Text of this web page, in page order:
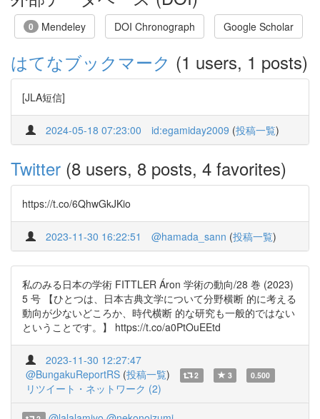
0 Mendeley DOI Chronograph Google Scholar
はてなブックマーク (1 users, 1 posts)
[JLA短信]
2024-05-18 07:23:00 id:egamiday2009 (投稿一覧)
Twitter (8 users, 8 posts, 4 favorites)
https://t.co/6QhwGkJKio
2023-11-30 16:22:51 @hamada_sann (投稿一覧)
私のみる日本の学術 FITTLER Áron 学術の動向/28 巻 (2023)
5 号 【ひとつは、日本古典文学について分野横断 的に考える
動向が少ないどころか、時代横断 的な研究も一般的ではない
ということです。】 https://t.co/a0PtOuEEtd
2023-11-30 12:27:47
@BungakuReportRS (投稿一覧) 2 3 0.500
リツイート・ネットワーク (2)